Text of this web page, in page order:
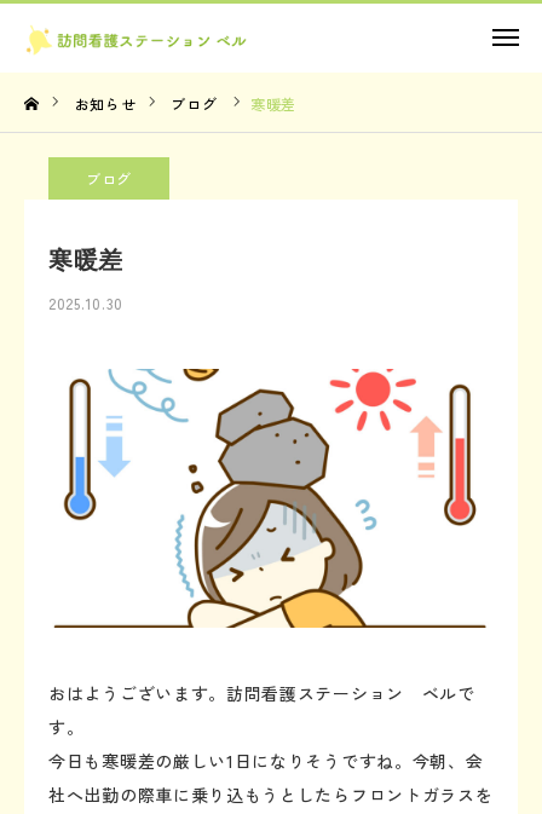
お知らせ ブログ 寒暖差
ブログ
寒暖差
2025.10.30
おはようございます。訪問看護ステーション ベルで
す。
今日も寒暖差の厳しい1日になりそうですね。今朝、会
社へ出勤の際車に乗り込もうとしたらフロントガラスを
お問い合わせ
TOP
お問い合わせ